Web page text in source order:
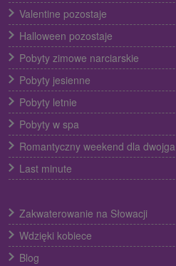
Valentine pozostaje
Halloween pozostaje
Pobyty zimowe narciarskie
Pobyty jesienne
Pobyty letnie
Pobyty w spa
Romantyczny weekend dla dwojga
Last minute
Zakwaterowanie na Słowacji
Wdzięki kobiece
Blog